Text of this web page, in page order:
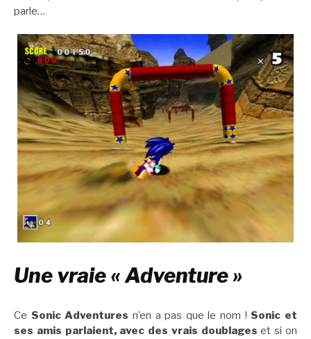
parle…
Une vraie « Adventure »
Ce Sonic Adventures n’en a pas que le nom ! Sonic et
ses amis parlaient, avec des vrais doublageset si on